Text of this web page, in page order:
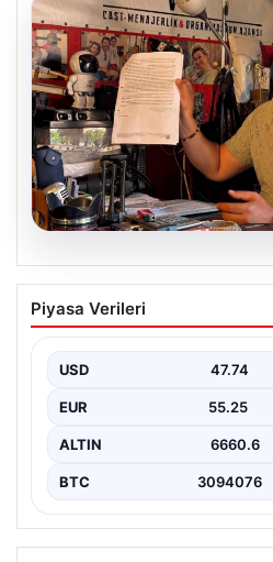
Alkollü içki
İptal için mahkemeye
Piyasa Verileri
USD 47.74
EUR 55.25
ALTIN 6660.6
BTC 3094076